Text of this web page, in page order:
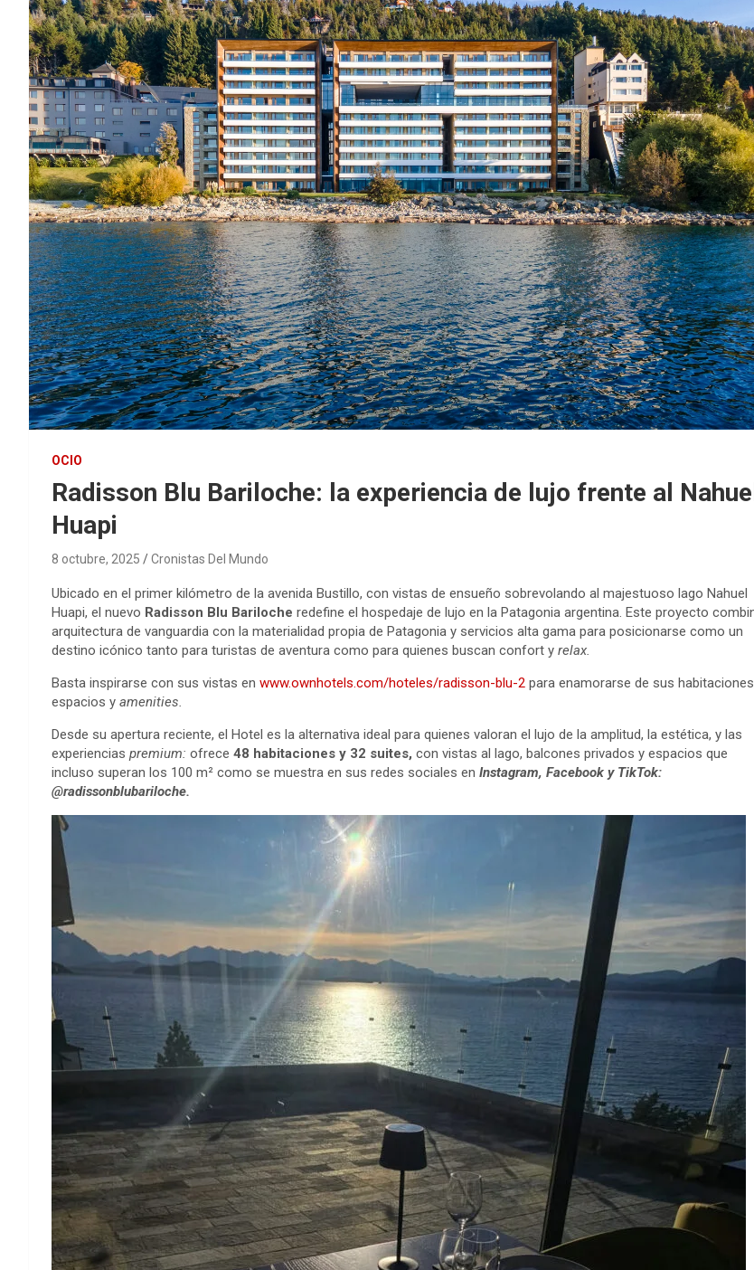
OCIO
Radisson Blu Bariloche: la experiencia de lujo frente al Nahuel
Huapi
8 octubre, 2025 Cronistas Del Mundo
Ubicado en el primer kilómetro de la avenida Bustillo, con vistas de ensueño sobrevolando al majestuoso lago Nahuel
Huapi, el nuevo Radisson Blu Bariloche redefine el hospedaje de lujo en la Patagonia argentina. Este proyecto
arquitectura de vanguardia con la materialidad propia de Patagonia y servicios alta gama para posicionarse como un
destino icónico tanto para turistas de aventura como para quienes buscan confort y relax.
Basta inspirarse con sus vistas en www.ownhotels.com/hoteles/radisson-blu-2 para enamorarse de sus
espacios y amenities.
Desde su apertura reciente, el Hotel es la alternativa ideal para quienes valoran el lujo de la amplitud, la estética, y las
experiencias premium: ofrece 48 habitaciones y 32 suites, con vistas al lago, balcones privados y espacios que
incluso superan los 100 m² como se muestra en sus redes sociales en Instagram, Facebook y TikTok:
@radissonblubariloche.